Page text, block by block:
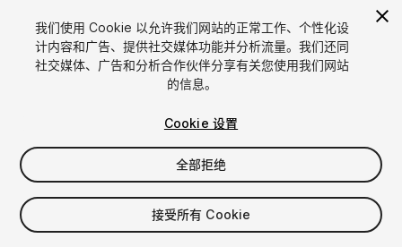
1/7
$7.99
增值税将在结算时计算
我们使用 Cookie 以允许我们网站的正常工作、个性化设
计内容和广告、提供社交媒体功能并分析流量。我们还同
社交媒体、广告和分析合作伙伴分享有关您使用我们网站
的信息。
Cookie 设置
全部拒绝
接受所有 Cookie